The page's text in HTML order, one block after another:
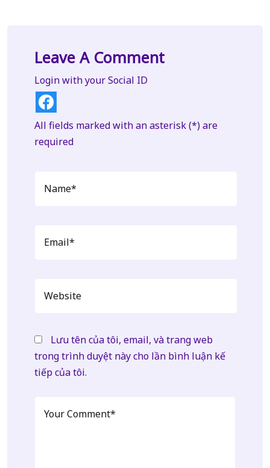
Leave A Comment
Login with your Social ID
All fields marked with an asterisk (*) are
required
Lưu tên của tôi, email, và trang web
trong trình duyệt này cho lần bình luận kế
tiếp của tôi.